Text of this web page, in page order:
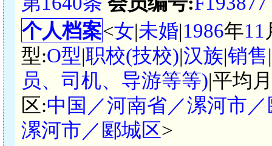
个人档案<女|未婚|1986年11
型:O型|职校(技校)|汉族|销售
员、司机、导游等等)|平均
区:中国／河南省／漯河市
漯河市／郾城区>